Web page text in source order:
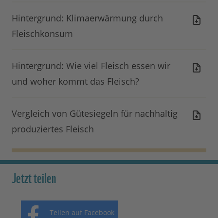
Hintergrund: Klimaerwärmung durch
Fleischkonsum
Hintergrund: Wie viel Fleisch essen wir
und woher kommt das Fleisch?
Vergleich von Gütesiegeln für nachhaltig
produziertes Fleisch
Jetzt teilen
Teilen auf Facebook